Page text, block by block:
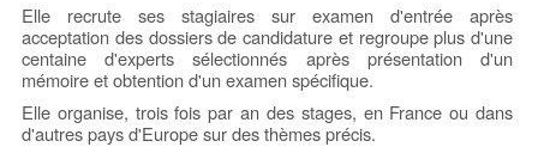
Elle recrute ses stagiaires sur examen d'entrée après
acceptation des dossiers de candidature et regroupe plus d'une
centaine d'experts sélectionnés après présentation d'un
mémoire et obtention d'un examen spécifique.
Elle organise, trois fois par an des stages, en France ou dans
d'autres pays d'Europe sur des thèmes précis.